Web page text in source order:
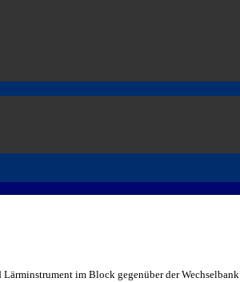
im Block gegenüber der Wechselbank